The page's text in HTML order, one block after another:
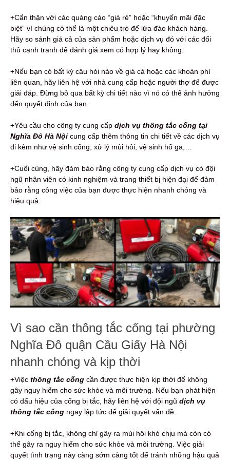
+Cẩn thận với các quảng cáo “giá rẻ” hoặc “khuyến mãi đặc
biệt” vì chúng có thể là một chiêu trò để lừa đảo khách hàng.
Hãy so sánh giá cả của sản phẩm hoặc dịch vụ đó với các đối
thủ cạnh tranh để đánh giá xem có hợp lý hay không.
+Nếu bạn có bất kỳ câu hỏi nào về giá cả hoặc các khoản phí
liên quan, hãy liên hệ với nhà cung cấp hoặc người thợ để được
giải đáp. Đừng bỏ qua bất kỳ chi tiết nào vì nó có thể ảnh hưởng
đến quyết định của bạn.
+Yêu cầu cho công ty cung cấp dịch vụ thông tắc cống tại
Nghĩa Đô Hà Nội cung cấp thêm thông tin chi tiết về các dịch vụ
đi kèm như vệ sinh cống, xử lý mùi hôi, vệ sinh hố ga,…
+Cuối cùng, hãy đảm bảo rằng công ty cung cấp dịch vụ có đội
ngũ nhân viên có kinh nghiệm và trang thiết bị hiện đại để đảm
bảo rằng công việc của bạn được thực hiện nhanh chóng và
hiệu quả.
Vì sao cần thông tắc cống tại phường
Nghĩa Đô quận Cầu Giấy Hà Nội
nhanh chóng và kịp thời
+Việc thông tắc cống cần được thực hiện kịp thời để không
gây nguy hiểm cho sức khỏe và môi trường. Nếu bạn phát hiện
có dấu hiệu của cống bị tắc, hãy liên hệ với đội ngũ dịch vụ
thông tắc cống ngay lập tức để giải quyết vấn đề.
+Khi cống bị tắc, không chỉ gây ra mùi hôi khó chịu mà còn có
thể gây ra nguy hiểm cho sức khỏe và môi trường. Việc giải
quyết tình trạng này càng sớm càng tốt để tránh những hậu quả